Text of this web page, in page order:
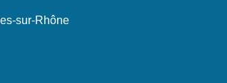
sur-Rhône